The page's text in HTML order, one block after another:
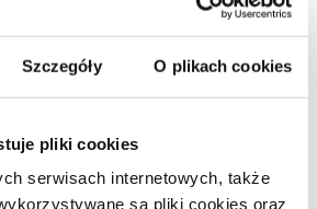
Szczegóły O plikach cookies
pliki cookies
serwisach internetowych, także
są pliki cookies oraz
Sortuj
Na stronie